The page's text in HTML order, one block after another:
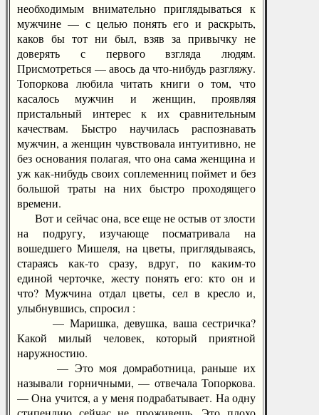
необходимым внимательно приглядываться к
мужчине — с целью понять его и раскрыть,
каков бы тот ни был, взяв за привычку не
доверять с первого взгляда людям.
Присмотреться — авось да что-нибудь разгляжу.
Топоркова любила читать книги о том, что
касалось мужчин и женщин, проявляя
пристальный интерес к их сравнительным
качествам. Быстро научилась распознавать
мужчин, а женщин чувствовала интуитивно, не
без основания полагая, что она сама женщина и
уж как-нибудь своих соплеменниц поймет и без
большой траты на них быстро проходящего
времени.
Вот и сейчас она, все еще не остыв от злости
на подругу, изучающе посматривала на
вошедшего Мишеля, на цветы, приглядываясь,
стараясь как-то сразу, вдруг, по каким-то
единой черточке, жесту понять его: кто он и
что? Мужчина отдал цветы, сел в кресло и,
улыбнувшись, спросил :
— Маришка, девушка, ваша сестричка?
Какой милый человек, который приятной
наружностию.
— Это моя домработница, раньше их
называли горничными, — отвечала Топоркова.
— Она учится, а у меня подрабатывает. На одну